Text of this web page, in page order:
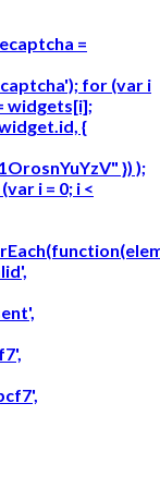
=
for (var i
widgets[i];
{
}) );
i = 0; i <